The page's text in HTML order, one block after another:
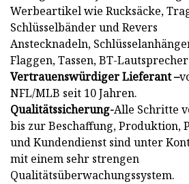
Werbeartikel wie Rucksäcke,
Schlüsselbänder und Revers
Anstecknadeln,
Flaggen, Tassen, BT-
Vertrauenswürdiger Lieferant –
NFL/MLB seit 10 Jahren.
Qualitätssicherung-Alle Schritte
bis zur Beschaffung, Produktion,
und Kundendienst sind unter
mit einem sehr strengen
Qualitätsüberwachungssystem.